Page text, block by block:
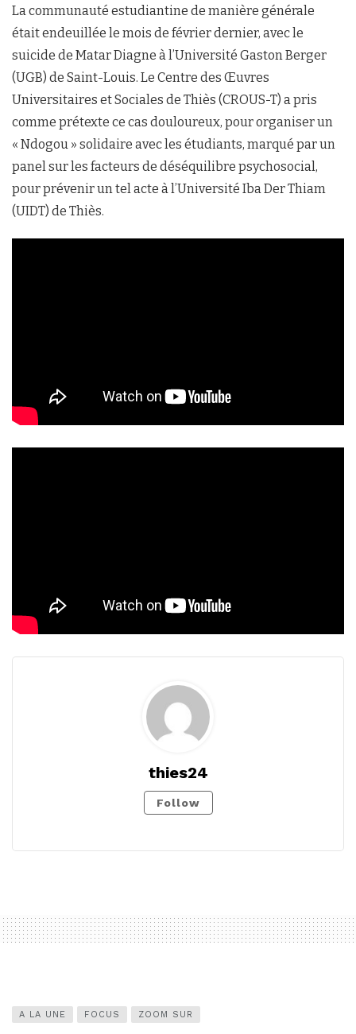
La communauté estudiantine de manière générale
était endeuillée le mois de février dernier, avec le
suicide de Matar Diagne à l’Université Gaston Berger
(UGB) de Saint-Louis. Le Centre des Œuvres
Universitaires et Sociales de Thiès (CROUS-T) a pris
comme prétexte ce cas douloureux, pour organiser un
« Ndogou » solidaire avec les étudiants, marqué par un
panel sur les facteurs de déséquilibre psychosocial,
pour prévenir un tel acte à l’Université Iba Der Thiam
(UIDT) de Thiès.
thies24
Follow
A LA UNE FOCUS ZOOM SUR